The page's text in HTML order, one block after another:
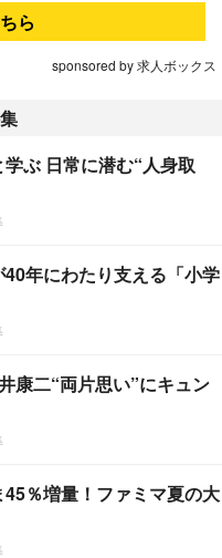
ら
sponsored by 求人ボックス
ぶ 日常に潜む“人身取
年にわたり支える「小学
康二“両片思い”にキュン
％増量！ファミマ夏の大